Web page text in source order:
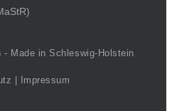
Made in Schleswig-Holstein
Impressum